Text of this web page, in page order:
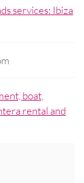
boat,
rental and